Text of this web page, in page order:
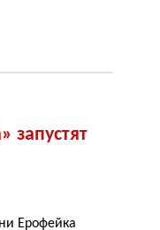
запустят
Ерофейка